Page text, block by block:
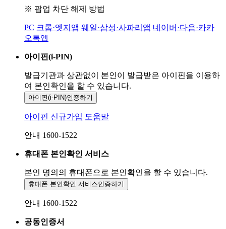
※ 팝업 차단 해제 방법
PC 크롬·엣지앱 웨일·삼성·사파리앱 네이버·다음·카카
오톡앱
아이핀(i-PIN)
발급기관과 상관없이 본인이 발급받은 아이핀을 이용하
여 본인확인을 할 수 있습니다.
아이핀(i-PIN)인증하기
아이핀 신규가입 도움말
안내 1600-1522
휴대폰 본인확인 서비스
본인 명의의 휴대폰으로 본인확인을 할 수 있습니다.
휴대폰 본인확인 서비스인증하기
안내 1600-1522
공동인증서